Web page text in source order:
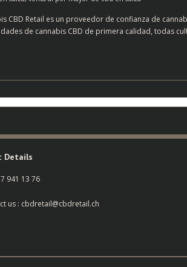
CBD Retail es un proveedor de confianza de
de cannabis CBD de primera calidad, todas
Details
941 13 76
us : cbdretail@cbdretail.ch